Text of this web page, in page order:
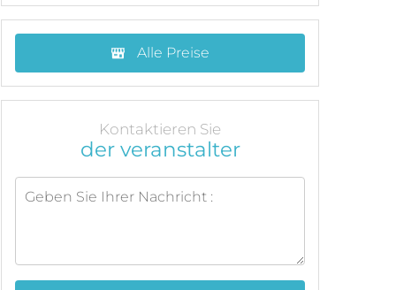
Alle Preise
Kontaktieren Sie
der veranstalter